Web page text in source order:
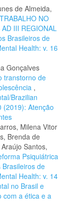
de Almeida,
NO
III REGIONAL
Brasileiros de
Health: v. 16
Gonçalves
transtorno de
,
Brazilian
(2019): Atenção
Milena Vitor
Brenda de
Santos,
Psiquiátrica
Brasileiros de
Health: v. 14
no Brasil e
com a ética e a